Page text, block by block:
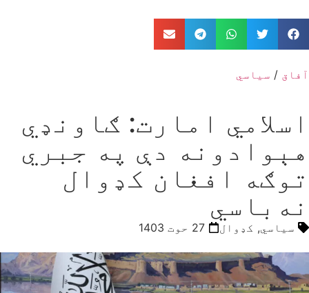
آفاق / سیاسي
اسلامي امارت: ګاونډي
هېوادونه دې په جبري
توګه افغان کډوال
نه‌باسي
سیاسي, کډوال 27 حوت 1403